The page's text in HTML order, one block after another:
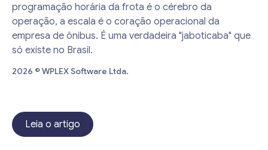
programação horária da frota é o cérebro da
operação, a escala é o coração operacional da
empresa de ônibus. É uma verdadeira "jaboticaba" que
só existe no Brasil.
2026 © WPLEX Software Ltda.
Leia o artigo